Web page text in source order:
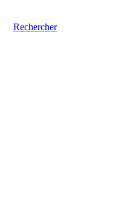
Rechercher